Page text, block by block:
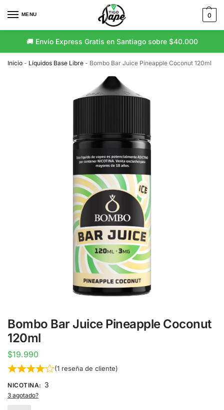
MENU 0
🚚 Envío Express Gratis en Santiago sobre $40.000
🚛 Envío Gratis a Regiones sobre $80.000
Inicio - Líquidos Base Libre - Bombo Bar Juice Pineapple Coconut 120ml
Bombo Bar Juice Pineapple Coconut
120ml
$19.990
(1reseña de cliente)
NICOTINA: 3
3 agotado?